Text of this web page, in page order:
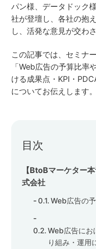
Google Cloud／BI
実績・事例
セミナー
お問い合わせ
プライバシーポリシ
パン様、データドック
社が登壇し、各社の抱
し、活発な意見が交わ
この記事では、セミナ
「Web広告の予算比率
ける成果点・KPI・
についてお伝えします。
目次
【BtoBマーケター
式会社
Web広告の
Web広告にお
り組み・運用